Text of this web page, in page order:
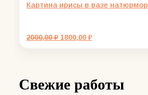
Картина ирисы в вазе
2000,00₽ Первоначальная
1800,00 ₽Текущая
Свежие работы